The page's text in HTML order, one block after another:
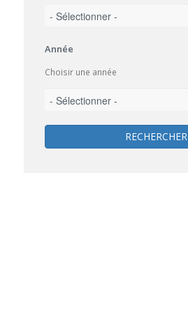
Année
Choisir une année
RECHERCHER